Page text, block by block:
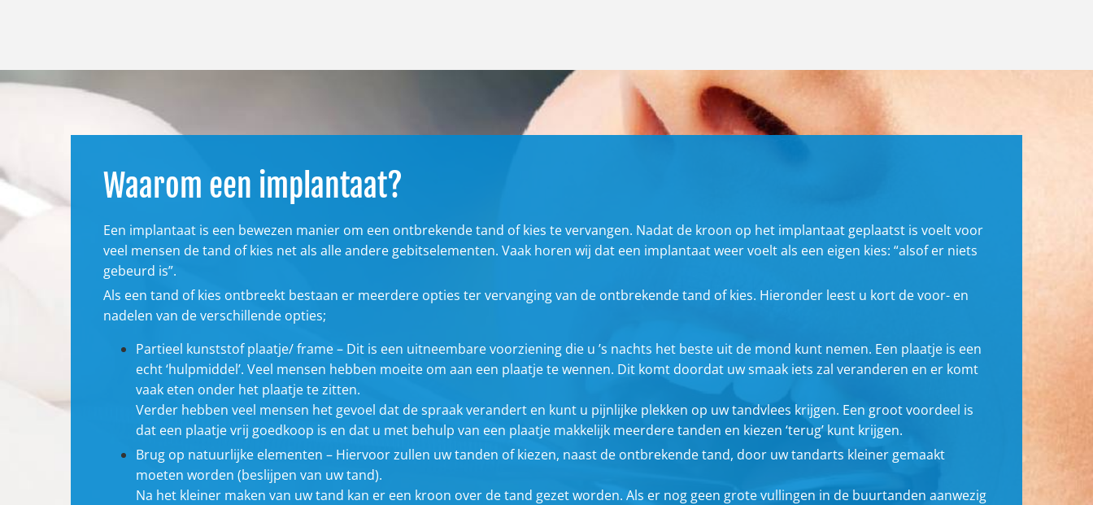
Waarom een implantaat?
Een implantaat is een bewezen manier om een ontbrekende tand of kies te vervangen. Nadat de kroon op het implantaat geplaatst is voelt voor
veel mensen de tand of kies net als alle andere gebitselementen. Vaak horen wij dat een implantaat weer voelt als een eigen kies: “alsof er niets
gebeurd is”.
Als een tand of kies ontbreekt bestaan er meerdere opties ter vervanging van de ontbrekende tand of kies. Hieronder leest u kort de voor- en
nadelen van de verschillende opties;
Partieel kunststof plaatje/ frame – Dit is een uitneembare voorziening die u ’s nachts het beste uit de mond kunt nemen. Een plaatje is een
echt ‘hulpmiddel’. Veel mensen hebben moeite om aan een plaatje te wennen. Dit komt doordat uw smaak iets zal veranderen en er komt
vaak eten onder het plaatje te zitten.
Verder hebben veel mensen het gevoel dat de spraak verandert en kunt u pijnlijke plekken op uw tandvlees krijgen. Een groot voordeel is
dat een plaatje vrij goedkoop is en dat u met behulp van een plaatje makkelijk meerdere tanden en kiezen ‘terug’ kunt krijgen.
Brug op natuurlijke elementen – Hiervoor zullen uw tanden of kiezen, naast de ontbrekende tand, door uw tandarts kleiner gemaakt
moeten worden (beslijpen van uw tand).
Na het kleiner maken van uw tand kan er een kroon over de tand gezet worden. Als er nog geen grote vullingen in de buurtanden aanwezig